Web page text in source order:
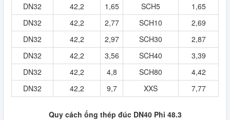
DN32 42,2 1,65 SCH5
1,65
DN32
42,2 2,77 SCH10
2,69
DN32
42,2 2,97 SCH30
2,87
DN32
42,2 3,56 SCH40
3,39
DN32
42,2 4,8 SCH80
4,42
DN32
42,2 9,7 XXS 7,77
Quy cách ống thép đúc DN40 Phi 48.3